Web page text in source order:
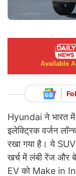
Available
Hyundai ने भारत
इलेक्ट्रिक वर्जन
रखा गया है। ये
खर्च में लंबी रेंज और
EV को Make in